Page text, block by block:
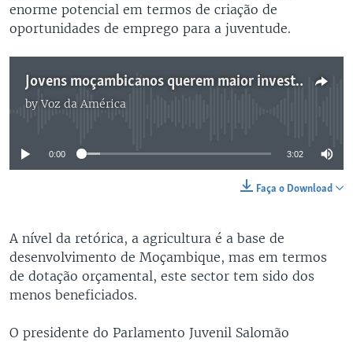
enorme potencial em termos de criação de
oportunidades de emprego para a juventude.
Jovens moçambicanos querem maior investimento na agricultura
byVoz da América
No media source currently available
0:00 3:02
Faça o Download
A nível da retórica, a agricultura é a base de
desenvolvimento de Moçambique, mas em termos
de dotação orçamental, este sector tem sido dos
menos beneficiados.
O presidente do Parlamento Juvenil Salomão